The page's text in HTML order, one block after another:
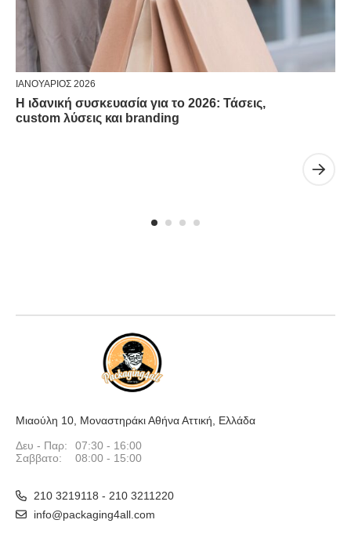
ΙΑΝΟΥΆΡΙΟΣ 2026
Η ιδανική συσκευασία για το 2026: Τάσεις,
custom λύσεις και branding
4
Μιαούλη 10, Μοναστηράκι Αθήνα Αττική, Ελλάδα
Δευ - Παρ:
Σαββατο:
07:30 - 16:00
08:00 - 15:00
210 3219118 - 210 3211220
info@packaging4all.com